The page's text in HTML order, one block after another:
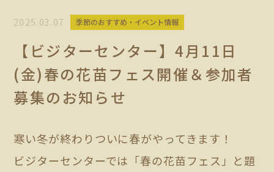
2025.03.07 季節のおすすめ・イベント情報
【ビジターセンター】4月11日
(金)春の花苗フェス開催＆参加者
募集のお知らせ
寒い冬が終わりついに春がやってきます！
ビジターセンターでは「春の花苗フェス」と題